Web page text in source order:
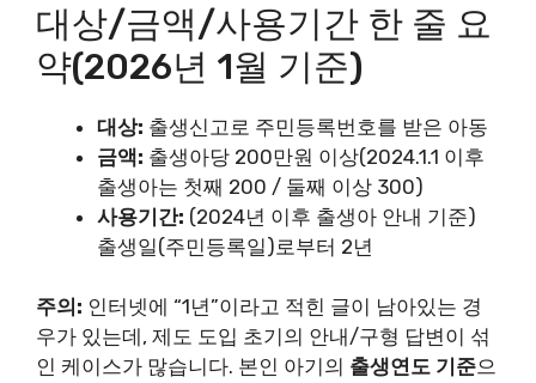
대상/금액/사용기간 한 줄 요
약(2026년 1월 기준)
대상: 출생신고로 주민등록번호를 받은 아동
금액: 출생아당 200만원 이상(2024.1.1 이후
출생아는 첫째 200 / 둘째 이상 300)
사용기간: (2024년 이후 출생아 안내 기준)
출생일(주민등록일)로부터 2년
주의: 인터넷에 “1년”이라고 적힌 글이 남아있는 경
우가 있는데, 제도 도입 초기의 안내/구형 답변이 섞
인 케이스가 많습니다. 본인 아기의 출생연도 기준으